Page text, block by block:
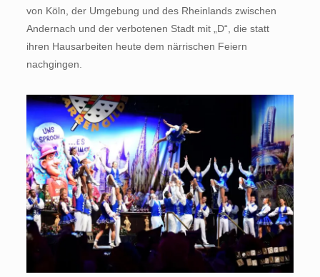
von Köln, der Umgebung und des Rheinlands zwischen
Andernach und der verbotenen Stadt mit „D“, die statt
ihren Hausarbeiten heute dem närrischen Feiern
nachgingen.